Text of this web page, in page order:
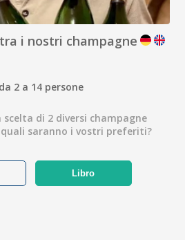
i nostri champagne
2 a 14 persone
di 2 diversi champagne
saranno i vostri preferiti?
Libro